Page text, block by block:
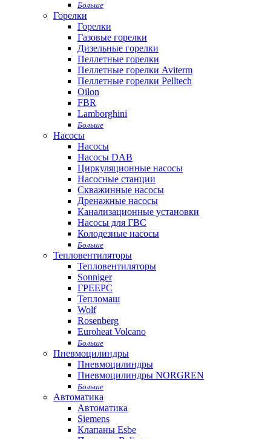
Больше
Горелки
Горелки
Газовые горелки
Дизельные горелки
Пеллетные горелки
Пеллетные горелки Aviterm
Пеллетные горелки Pelltech
Oilon
FBR
Lamborghini
Больше
Насосы
Насосы
Насосы DAB
Циркуляционные насосы
Насосные станции
Скважинные насосы
Дренажные насосы
Канализационные установки
Насосы для ГВС
Колодезные насосы
Больше
Тепловентиляторы
Тепловентиляторы
Sonniger
ГРЕЕРС
Тепломаш
Wolf
Rosenberg
Euroheat Volcano
Больше
Пневмоцилиндры
Пневмоцилиндры
Пневмоцилиндры NORGREN
Больше
Автоматика
Автоматика
Siemens
Клапаны Esbe